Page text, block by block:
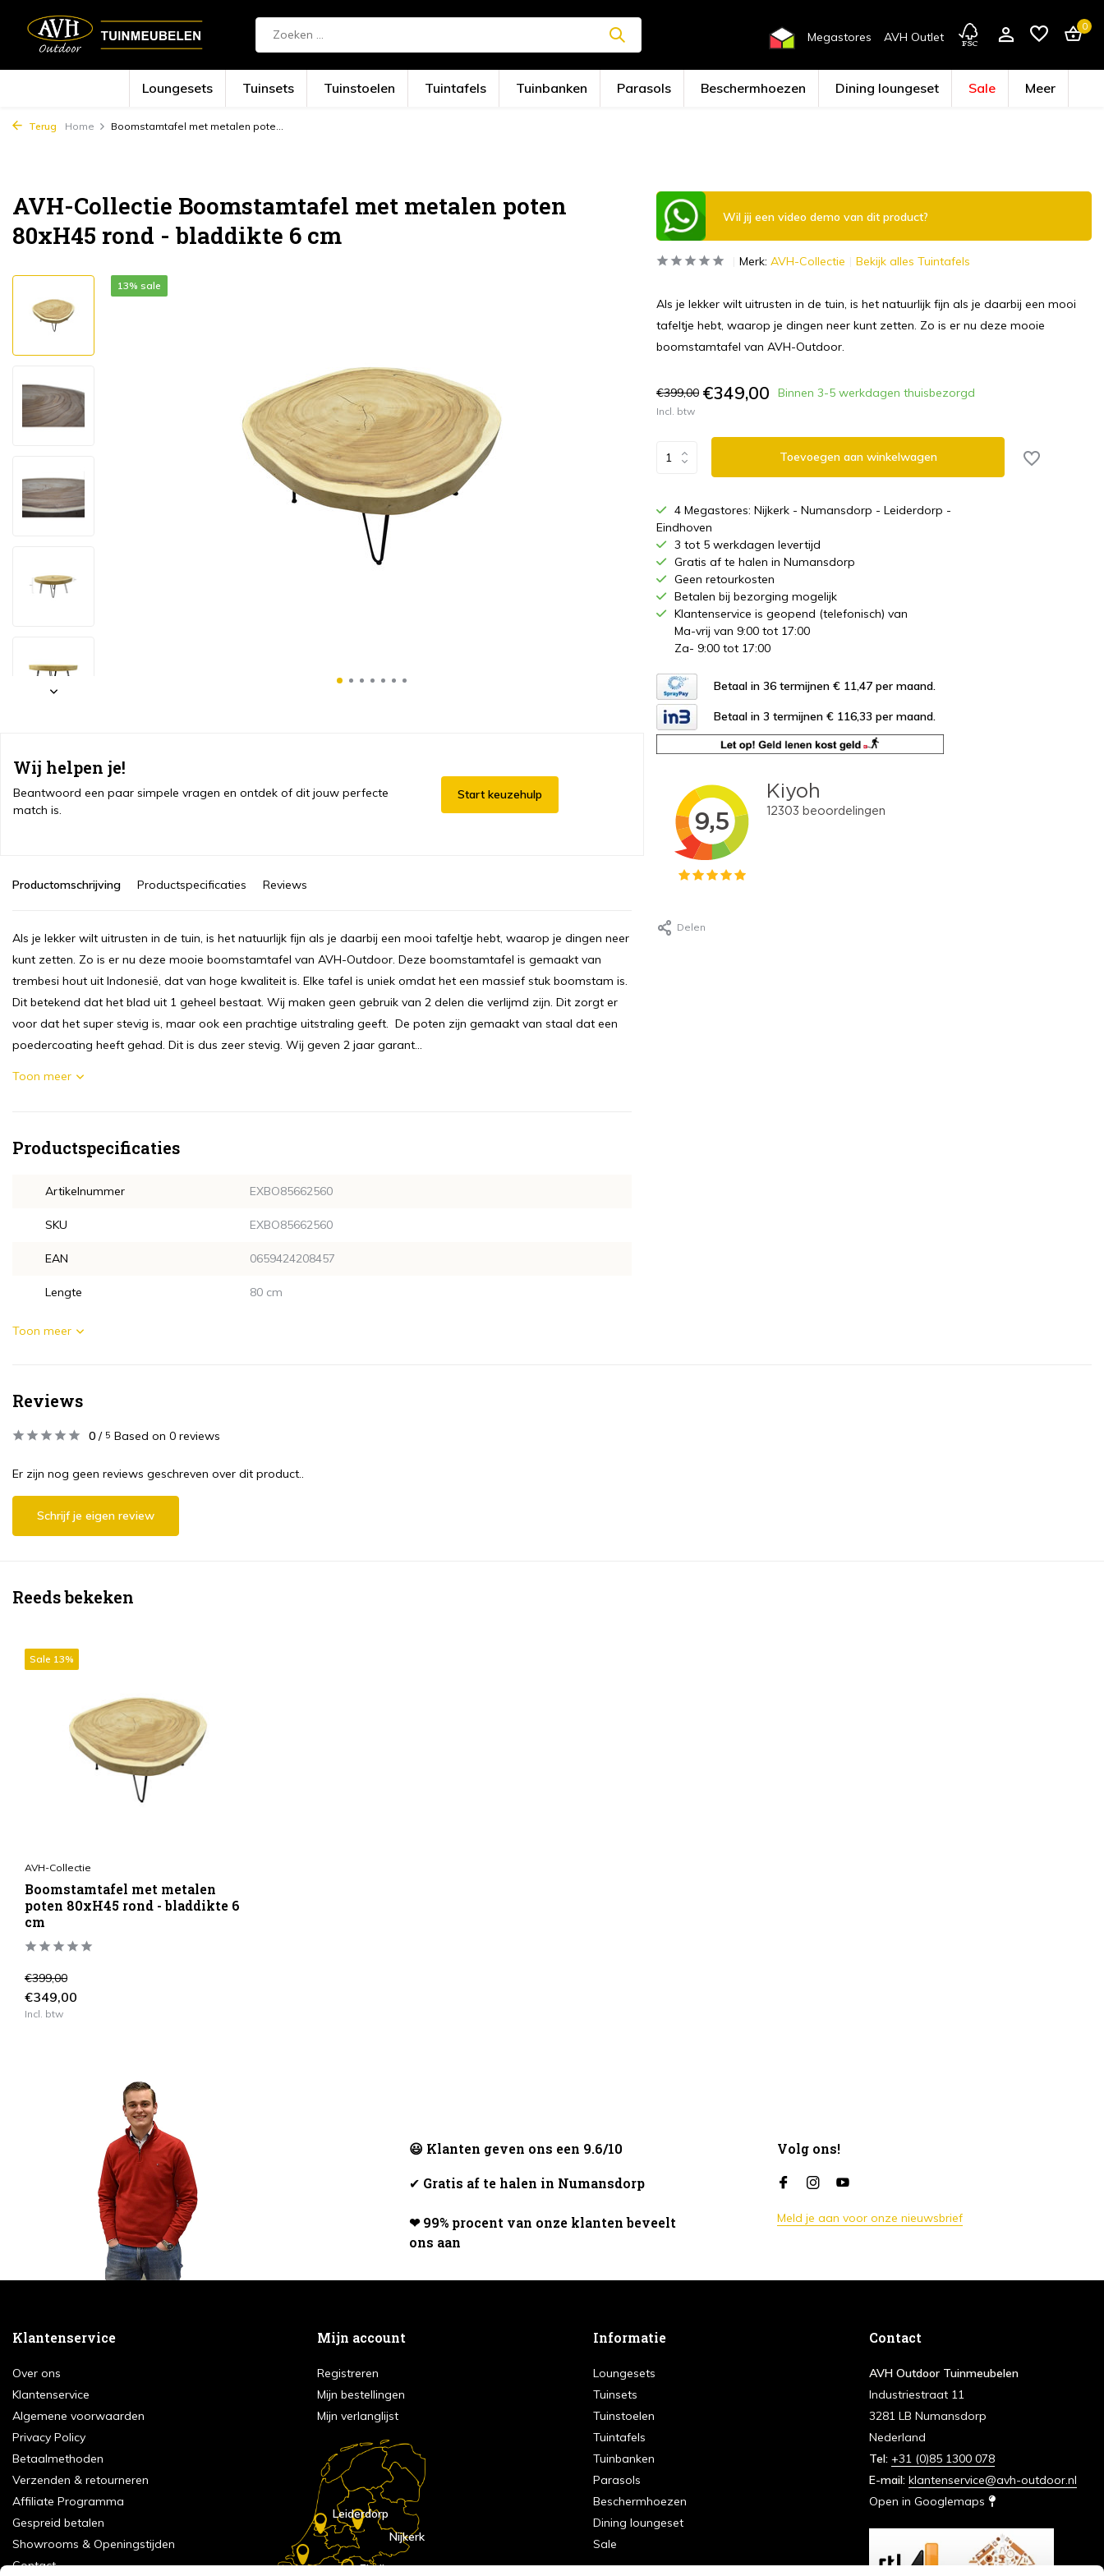
Megastores AVH Outlet
0
Loungesets Tuinsets Tuinstoelen Tuintafels Tuinbanken Parasols Beschermhoezen Dining loungeset Sale Meer
Terug Home Boomstamtafel met metalen pote...
AVH-Collectie Boomstamtafel met metalen poten
80xH45 rond - bladdikte 6 cm
13% sale
Wij helpen je!
Beantwoord een paar simpele vragen en ontdek of dit jouw perfecte
match is.
Start keuzehulp
Productomschrijving Productspecificaties Reviews
Als je lekker wilt uitrusten in de tuin, is het natuurlijk fijn als je daarbij een mooi tafeltje hebt, waarop je dingen neer
kunt zetten. Zo is er nu deze mooie boomstamtafel van AVH-Outdoor. Deze boomstamtafel is gemaakt van
trembesi hout uit Indonesië, dat van hoge kwaliteit is. Elke tafel is uniek omdat het een massief stuk boomstam is.
Dit betekend dat het blad uit 1 geheel bestaat. Wij maken geen gebruik van 2 delen die verlijmd zijn. Dit zorgt er
voor dat het super stevig is, maar ook een prachtige uitstraling geeft. De poten zijn gemaakt van staal dat een
poedercoating heeft gehad. Dit is dus zeer stevig. Wij geven 2 jaar garant...
Toon meer
Productspecificaties
Artikelnummer EXBO85662560
SKU EXBO85662560
EAN 0659424208457
Lengte 80 cm
Toon meer
Wil jij een video demo van dit product?
Merk: AVH-Collectie Bekijk alles Tuintafels
Als je lekker wilt uitrusten in de tuin, is het natuurlijk fijn als je daarbij een mooi
tafeltje hebt, waarop je dingen neer kunt zetten. Zo is er nu deze mooie
boomstamtafel van AVH-Outdoor.
€399,00 €349,00 Binnen 3-5 werkdagen thuisbezorgd
Incl. btw
Toevoegen aan winkelwagen
4 Megastores: Nijkerk - Numansdorp - Leiderdorp -
Eindhoven
3 tot 5 werkdagen levertijd
Gratis af te halen in Numansdorp
Geen retourkosten
Betalen bij bezorging mogelijk
Klantenservice is geopend (telefonisch) van
Ma-vrij van 9:00 tot 17:00
Za- 9:00 tot 17:00
Betaal in 36 termijnen € 11,47 per maand.
Betaal in 3 termijnen € 116,33 per maand.
Delen
Reviews
0 / 5 Based on 0 reviews
Er zijn nog geen reviews geschreven over dit product..
Schrijf je eigen review
Reeds bekeken
Sale 13%
AVH-Collectie
Boomstamtafel met metalen
poten 80xH45 rond - bladdikte 6
cm
€399,00
€349,00
Incl. btw
😃 Klanten geven ons een 9.6/10
✔ Gratis af te halen in Numansdorp
❤ 99% procent van onze klanten beveelt
ons aan
Volg ons!
Meld je aan voor onze nieuwsbrief
Klantenservice
Over ons
Klantenservice
Algemene voorwaarden
Privacy Policy
Betaalmethoden
Verzenden & retourneren
Affiliate Programma
Gespreid betalen
Showrooms & Openingstijden
Contact
Mijn account
Registreren
Mijn bestellingen
Mijn verlanglijst
Eindhoven
Nijkerk
Leiderdorp
Informatie
Loungesets
Tuinsets
Tuinstoelen
Tuintafels
Tuinbanken
Parasols
Beschermhoezen
Dining loungeset
Sale
Contact
AVH Outdoor Tuinmeubelen
Industriestraat 11
3281 LB Numansdorp
Nederland
Tel: +31 (0)85 1300 078
E-mail: klantenservice@avh-outdoor.nl
Open in Googlemaps